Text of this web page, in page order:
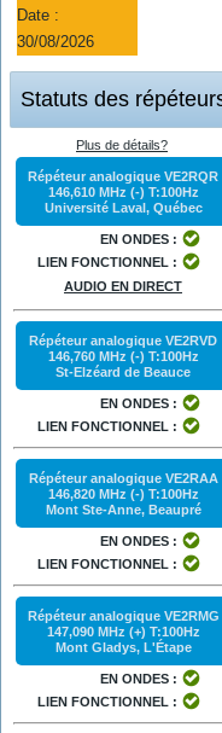
Date :
30/08/2026
Statuts des
Plus de détails?
Répéteur analogique VE2RQR
146,610 MHz (-) T:100Hz
Université Laval, Québec
EN ONDES :
LIEN FONCTIONNEL :
AUDIO EN DIRECT
Répéteur analogique VE2RVD
146,760 MHz (-) T:100Hz
St-Elzéard de Beauce
EN ONDES :
LIEN FONCTIONNEL :
Répéteur analogique VE2RAA
146,820 MHz (-) T:100Hz
Mont Ste-Anne, Beaupré
EN ONDES :
LIEN FONCTIONNEL :
Répéteur analogique VE2RMG
147,090 MHz (+) T:100Hz
Mont Gladys, L'Étape
EN ONDES :
LIEN FONCTIONNEL :